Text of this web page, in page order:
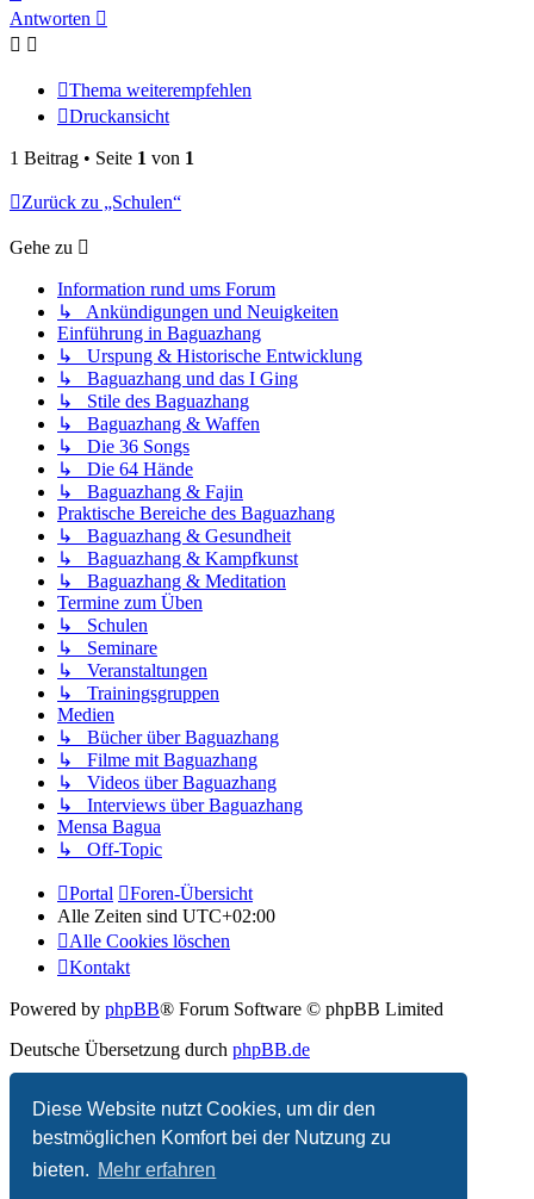
Diese Website nutzt Cookies, um dir den
bestmöglichen Komfort bei der Nutzung zu
bieten. Mehr erfahren
oben
Antworten
Thema weiterempfehlen
Druckansicht
1 Beitrag • Seite 1 von 1
Zurück zu „Schulen“
Gehe zu
Information rund ums Forum
↳ Ankündigungen und Neuigkeiten
Einführung in Baguazhang
↳ Urspung & Historische Entwicklung
↳ Baguazhang und das I Ging
↳ Stile des Baguazhang
↳ Baguazhang & Waffen
↳ Die 36 Songs
↳ Die 64 Hände
↳ Baguazhang & Fajin
Praktische Bereiche des Baguazhang
↳ Baguazhang & Gesundheit
↳ Baguazhang & Kampfkunst
↳ Baguazhang & Meditation
Termine zum Üben
↳ Schulen
↳ Seminare
↳ Veranstaltungen
↳ Trainingsgruppen
Medien
↳ Bücher über Baguazhang
↳ Filme mit Baguazhang
↳ Videos über Baguazhang
↳ Interviews über Baguazhang
Mensa Bagua
↳ Off-Topic
Portal
Foren-Übersicht
Alle Zeiten sind UTC+02:00
Alle Cookies löschen
Kontakt
Powered by phpBB® Forum Software © phpBB Limited
Deutsche Übersetzung durch phpBB.de